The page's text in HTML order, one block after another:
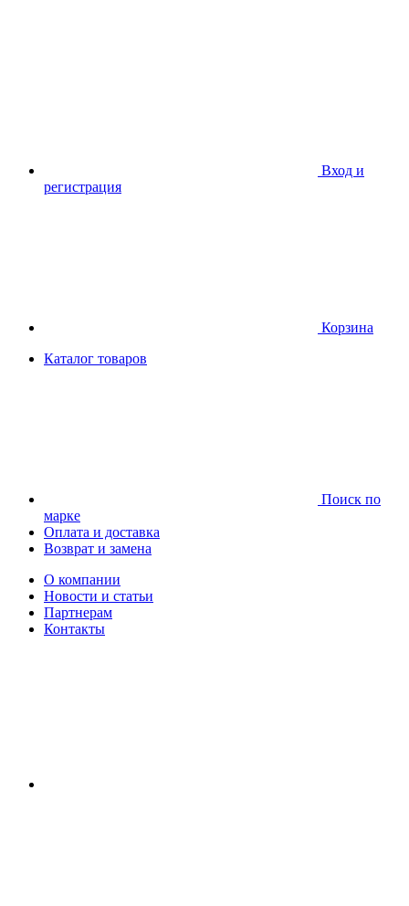
Вход и
регистрация
Корзина
Каталог товаров
Поиск по
марке
Оплата и доставка
Возврат и замена
О компании
Новости и статьи
Партнерам
Контакты